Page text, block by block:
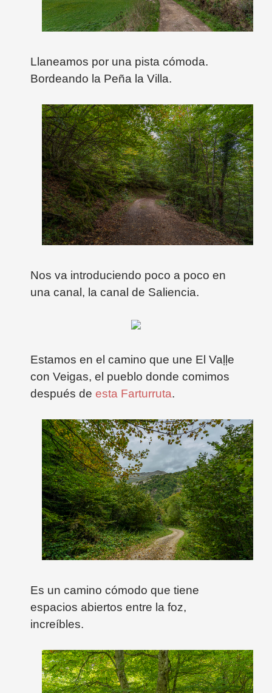
Llaneamos por una pista cómoda.
Bordeando la Peña la Villa.
Nos va introduciendo poco a poco en
una canal, la canal de Saliencia.
Estamos en el camino que une El Va ḷe
con Veigas, el pueblo donde comimos
después de esta Farturruta.
Es un camino cómodo que tiene
espacios abiertos entre la foz,
increíbles.